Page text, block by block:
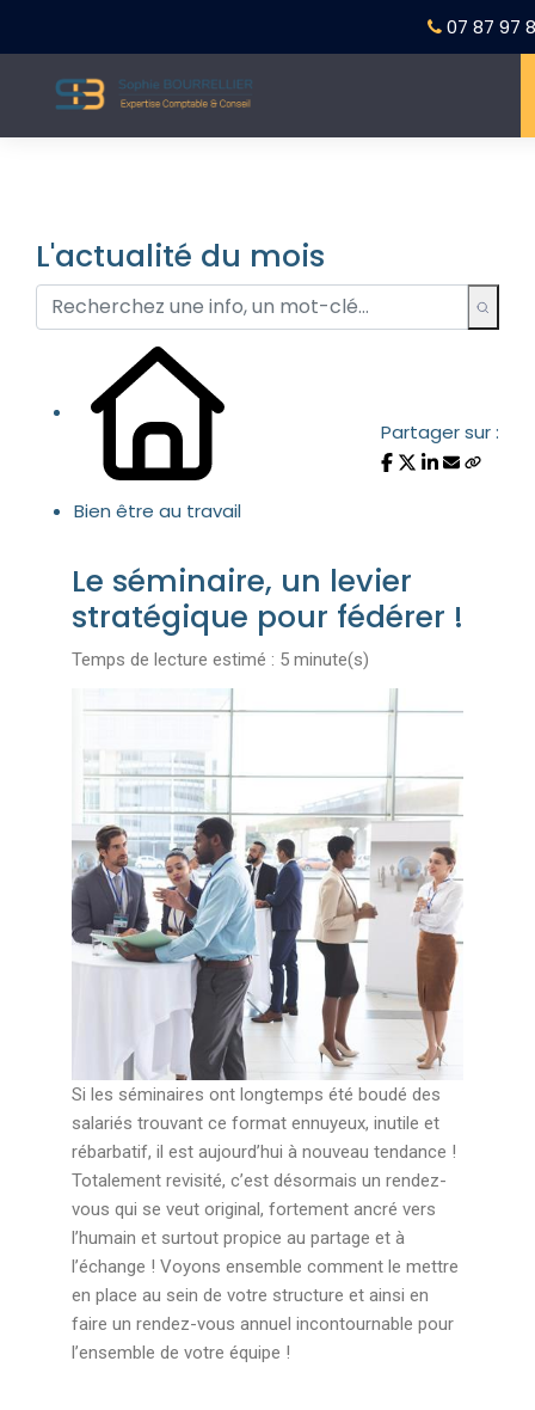
07 87 97
L'actualité du mois
Bien être au travail
Partager sur :
Le séminaire, un levier
stratégique pour fédérer !
Temps de lecture estimé : 5 minute(s)
Si les séminaires ont longtemps été boudé des
salariés trouvant ce format ennuyeux, inutile et
rébarbatif, il est aujourd’hui à nouveau tendance !
Totalement revisité, c’est désormais un rendez-
vous qui se veut original, fortement ancré vers
l’humain et surtout propice au partage et à
l’échange ! Voyons ensemble comment le mettre
en place au sein de votre structure et ainsi en
faire un rendez-vous annuel incontournable pour
l’ensemble de votre équipe !